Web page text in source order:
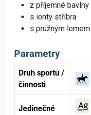
z příjemné bavlny
s ionty stříbra
s pružným lemem
Parametry
Druh sportu /
činnosti
Jedinečné